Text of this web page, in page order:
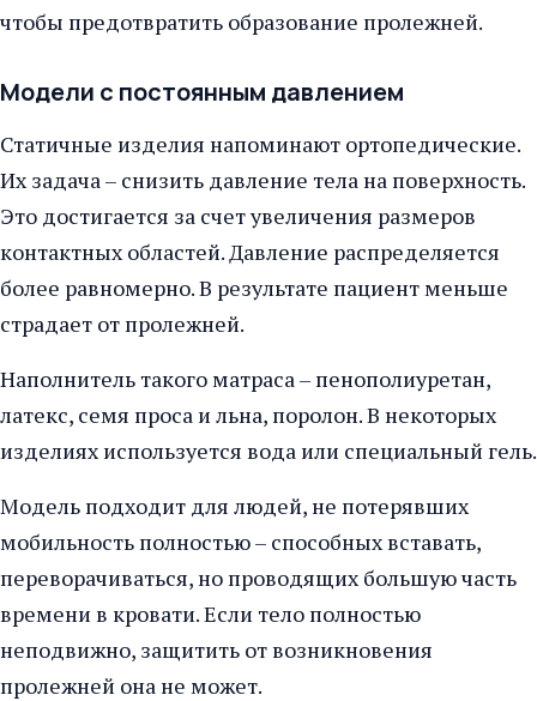
чтобы предотвратить образование пролежней.
Модели с постоянным давлением
Статичные изделия напоминают ортопедические.
Их задача – снизить давление тела на поверхность.
Это достигается за счет увеличения размеров
контактных областей. Давление распределяется
более равномерно. В результате пациент меньше
страдает от пролежней.
Наполнитель такого матраса – пенополиуретан,
латекс, семя проса и льна, поролон. В некоторых
изделиях используется вода или специальный гель.
Модель подходит для людей, не потерявших
мобильность полностью – способных вставать,
переворачиваться, но проводящих большую часть
времени в кровати. Если тело полностью
неподвижно, защитить от возникновения
пролежней она не может.